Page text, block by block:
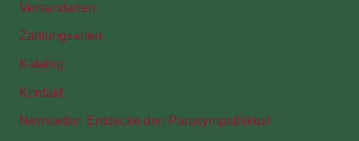
Versandarten
Zahlungsarten
Katalog
Kontakt
Newsletter: Entdecke den Parasympathikus!